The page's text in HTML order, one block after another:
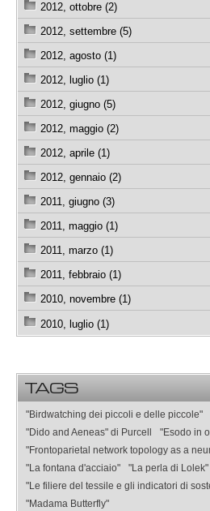
2012, ottobre (2)
2012, settembre (5)
2012, agosto (1)
2012, luglio (1)
2012, giugno (5)
2012, maggio (2)
2012, aprile (1)
2012, gennaio (2)
2011, giugno (3)
2011, maggio (1)
2011, marzo (1)
2011, febbraio (1)
2010, novembre (1)
2010, luglio (1)
TAGS
"Birdwatching dei piccoli e delle piccole"
"Dido and Aeneas" di Purcell
"Esodo in
"Frontoparietal network topology as a
"La fontana d'acciaio"
"La perla di Lolek"
"Le filiere del tessile e gli indicatori di
"Madama Butterfly"